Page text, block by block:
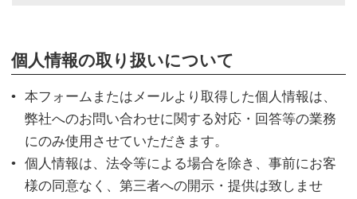
個人情報の取り扱いについて
本フォームまたはメールより取得した個人情報は、
弊社へのお問い合わせに関する対応・回答等の業務
にのみ使用させていただきます。
個人情報は、法令等による場合を除き、事前にお客
様の同意なく、第三者への開示・提供は致しませ